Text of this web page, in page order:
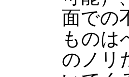
面での
ものは
のノリ